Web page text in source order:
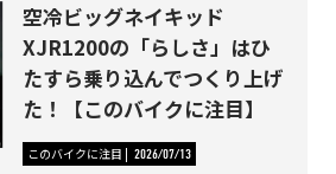
空冷ビッグネイキッド
XJR1200の「らしさ」はひ
たすら乗り込んでつくり上げ
た！【このバイクに注目】
このバイクに注目 2026/07/13